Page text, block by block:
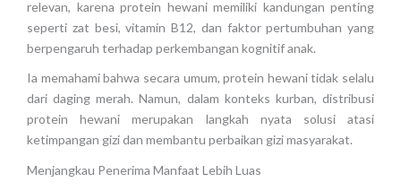
relevan, karena protein hewani memiliki kandungan penting
seperti zat besi, vitamin B12, dan faktor pertumbuhan yang
berpengaruh terhadap perkembangan kognitif anak.
Ia memahami bahwa secara umum, protein hewani tidak selalu
dari daging merah. Namun, dalam konteks kurban, distribusi
protein hewani merupakan langkah nyata solusi atasi
ketimpangan gizi dan membantu perbaikan gizi masyarakat.
Menjangkau Penerima Manfaat Lebih Luas